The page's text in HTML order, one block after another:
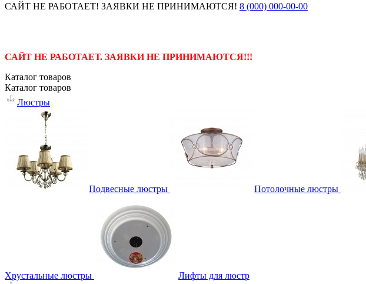
САЙТ НЕ РАБОТАЕТ! ЗАЯВКИ НЕ ПРИНИМАЮТСЯ! 8 (000) 000-00-00
САЙТ НЕ РАБОТАЕТ. ЗАЯВКИ НЕ ПРИНИМАЮТСЯ!!!
Каталог товаров
Каталог товаров
Люстры
Подвесные люстры Потолочные люстры
Хрустальные люстры
Лифты для люстр